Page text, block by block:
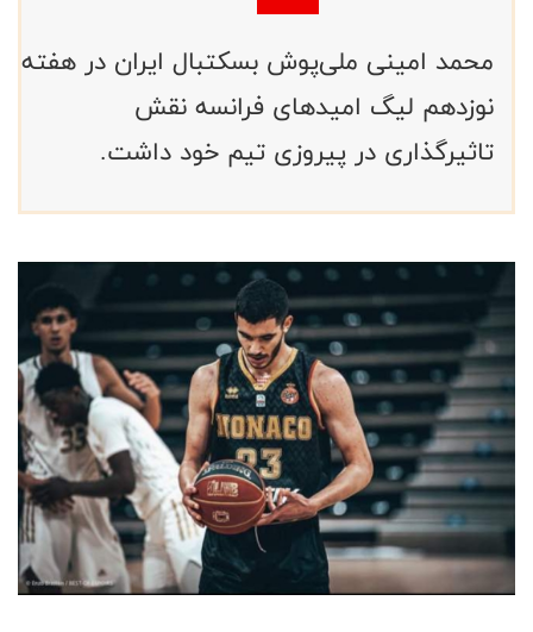
محمد امینی ملی‌پوش بسکتبال ایران در هفته
نوزدهم لیگ امیدهای فرانسه نقش
تاثیرگذاری در پیروزی تیم خود داشت.